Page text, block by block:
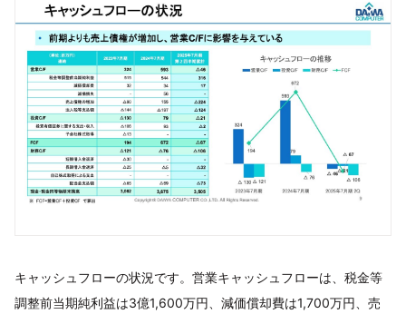
キャッシュフローの状況です。営業キャッシュフローは、税金等
調整前当期純利益は3億1,600万円、減価償却費は1,700万円、売